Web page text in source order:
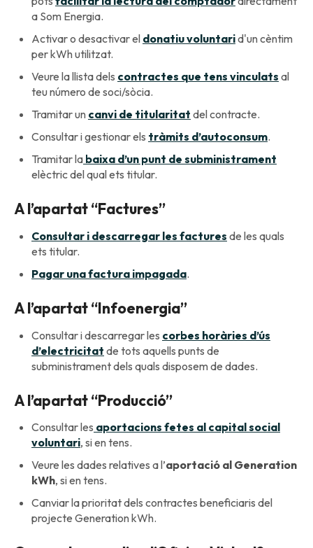
a Som Energia.
Activar o desactivar el donatiu voluntarid'un cèntim
per kWh utilitzat.
Veure la llista dels contractes que tens vinculats al
teu número de soci/sòcia.
Tramitar un canvi de titularitat del contracte.
Consultar i gestionar els tràmits d’autoconsum.
Tramitar la baixa d’un punt de subministrament
elèctric del qual ets titular.
A l’apartat “Factures”
Consultar i descarregar les factures de les quals
ets titular.
Pagar una factura impagada.
A l’apartat “Infoenergia”
Consultar i descarregar les corbes horàries d’ús
d’electricitat de tots aquells punts de
subministrament dels quals disposem de dades.
A l’apartat “Producció”
Consultar les aportacions fetes al capital social
voluntari, si en tens.
Veure les dades relatives a l’aportació al Generation
kWh, si en tens.
Canviar la prioritat dels contractes beneficiaris del
projecte Generation kWh.